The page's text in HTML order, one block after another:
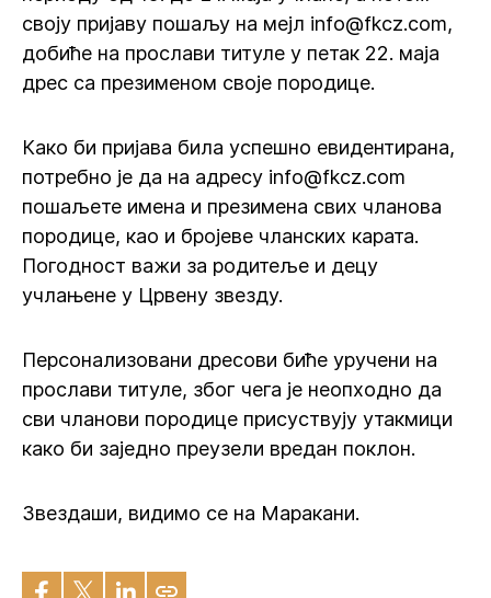
своју пријаву пошаљу на мејл info@fkcz.com,
добиће на прослави титуле у петак 22. маја
дрес са презименом своје породице.
Како би пријава била успешно евидентирана,
потребно је да на адресу info@fkcz.com
пошаљете имена и презимена свих чланова
породице, као и бројеве чланских карата.
Погодност важи за родитеље и децу
учлањене у Црвену звезду.
Персонализовани дресови биће уручени на
прослави титуле, због чега је неопходно да
сви чланови породице присуствују утакмици
како би заједно преузели вредан поклон.
Звездаши, видимо се на Маракани.